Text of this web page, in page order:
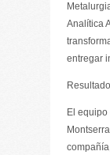
Analítica
entregar
El